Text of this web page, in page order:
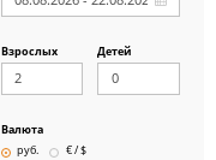
Взрослых Детей
Валюта
руб.
€ / $